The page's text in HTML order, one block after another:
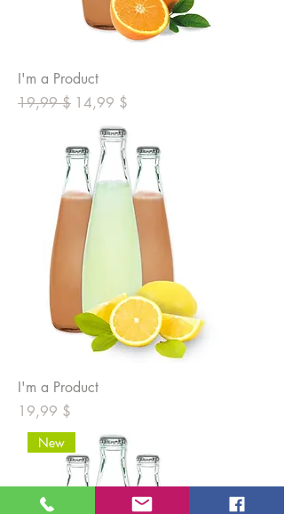
I'm a Product
Prix original
19,99 $ Prix promotionnel
14,99 $
I'm a Product
Prix
19,99 $
New